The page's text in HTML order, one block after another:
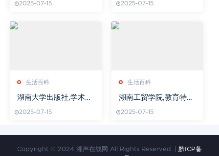
析
2025-07-15 2025-07-15
生活百科
湖南大学出版社,学术出
程与图书特色分析
2025-07-15
生活百科
湖南工贸学院,教育特色
景解析
2025-07-15
Copyright © 2024 湘声在线网 All Rights Reserved. | 黔ICP备